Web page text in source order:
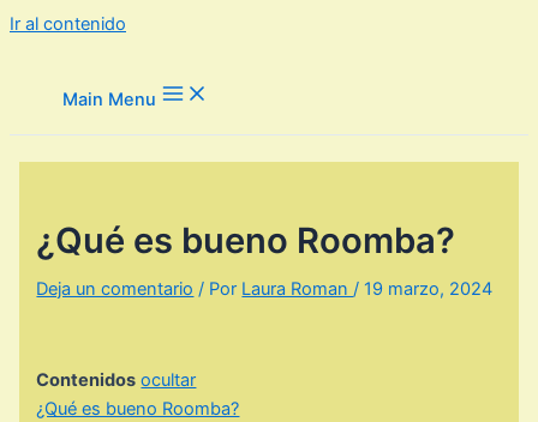
Ir al contenido
Main Menu
¿Qué es bueno Roomba?
Deja un comentario / Por Laura Roman/19 marzo, 2024
Contenidos ocultar
¿Qué es bueno Roomba?